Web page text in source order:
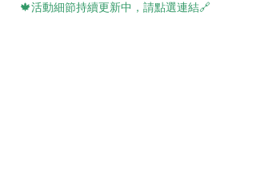
🍁活動細節持續更新中，請點選連結🔗